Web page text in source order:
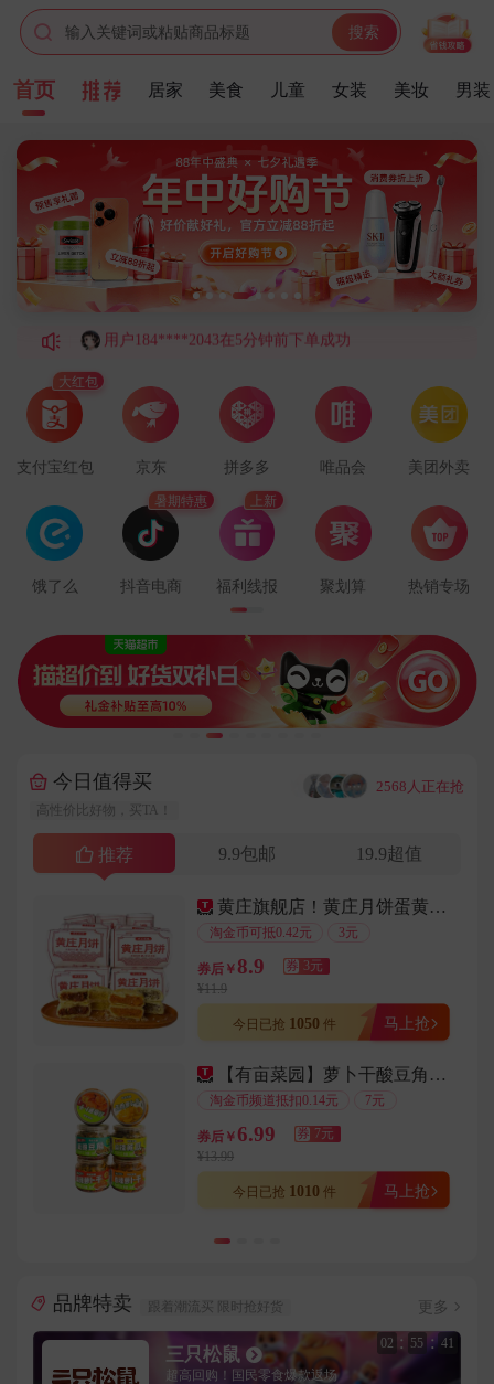
输入关键词或粘贴商品标题 搜索
首页 居家 美食 儿童 女装 美妆 男装
用户188****2512在8分钟前下单成功
用户176****1240在8分钟前下单成功
用户132****9783在3分钟前下单成功
用户147****2061在7分钟前下单成功
用户138****5373在1分钟前下单成功
用户184****2043在5分钟前下单成功
用户136****2966在1分钟前下单成功
用户177****5092在1分钟前下单成功
用户136****7231在3分钟前下单成功
用户147****6688在7分钟前下单成功
用户159****1916在5分钟前下单成功
用户182****1141在9分钟前下单成功
用户156****9924在8分钟前下单成功
用户155****7756在5分钟前下单成功
用户159****3080在5分钟前下单成功
用户181****9066在9分钟前下单成功
用户130****6313在3分钟前下单成功
用户135****3213在2分钟前下单成功
用户151****4545在8分钟前下单成功
用户177****6416在6分钟前下单成功
用户189****3227在2分钟前下单成功
用户137****1958在2分钟前下单成功
用户187****2887在3分钟前下单成功
用户151****4854在6分钟前下单成功
用户156****5475在8分钟前下单成功
用户155****7530在3分钟前下单成功
用户157****3653在4分钟前下单成功
用户186****2323在5分钟前下单成功
用户159****6664在7分钟前下单成功
用户131****3536在9分钟前下单成功
用户134****6444在5分钟前下单成功
用户180****9519在9分钟前下单成功
用户144****3477在1分钟前下单成功
用户138****4178在3分钟前下单成功
用户133****1772在4分钟前下单成功
用户151****4234在6分钟前下单成功
支付宝红包
大红包
京东 拼多多 唯品会 美团外卖
饿了么 抖音电商
暑期特惠
福利线报
上新
聚划算 热销专场
今日值得买
高性价比好物，买TA！
··· 2568人正在抢
推荐 9.9包邮 19.9超值
黄庄旗舰店！黄庄月饼蛋黄酥330g/包
淘金币可抵0.42元 3元
券后￥ 8.9 券 3元
¥11.9
今日已抢 1050 件 马上抢
【有亩菜园】萝卜干酸豆角黄瓜罐装358克
淘金币频道抵扣0.14元 7元
券后￥ 6.99 券 7元
¥13.99
今日已抢 1010 件 马上抢
品牌特卖 跟着潮流买 限时抢好货 更多
三只松鼠
超高回购！国民零食爆款返场
02 : 55 : 38